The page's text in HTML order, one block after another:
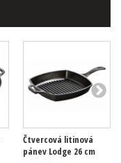
Čtvercová litinová
pánev Lodge 26 cm